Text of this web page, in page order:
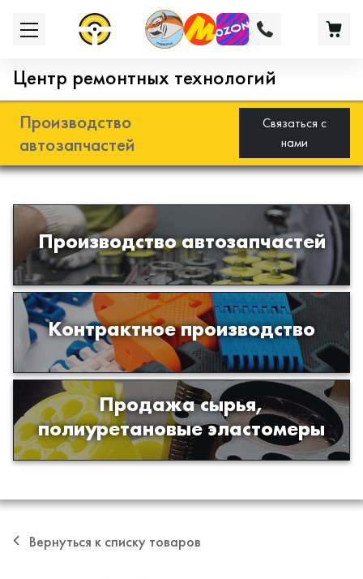
Центр ремонтных технологий
Производство
автозапчастей
Связаться с
нами
Производство автозапчастей
Разработка и производство деталей
из эластомеров для подвески
автомобиля
Контрактное производство
Производство изделий из пластиков
и полимеров по образцам либо
чертежам заказчика
Продажа сырья,
полиуретановые эластомеры
Продажа сырья для производства
изделий из полиуретана
Вернуться к списку товаров